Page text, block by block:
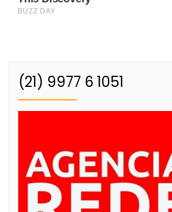
(21) 9977 6 1051